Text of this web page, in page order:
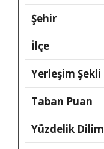
Şehir
İlçe
Yerleşim Şekli
Taban Puan
Yüzdelik Dilim